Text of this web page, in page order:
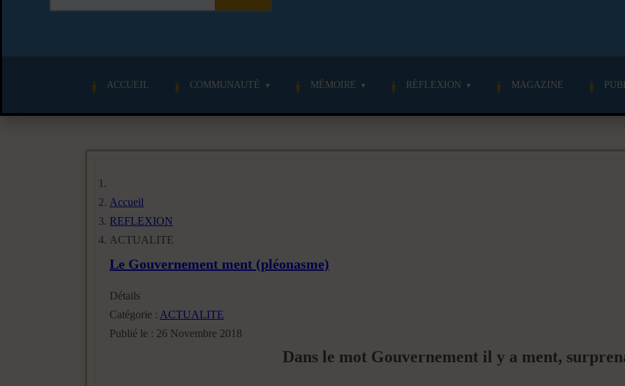
ACCUEIL COMMUNAUTÉ MÉMOIRE RÉFLEXION MAGAZINE
Accueil
REFLEXION
ACTUALITE
Le Gouvernement ment (pléonasme)
Détails
Catégorie : ACTUALITE
Publié le : 26 Novembre 2018
Dans le mot Gouvernement il y a ment,